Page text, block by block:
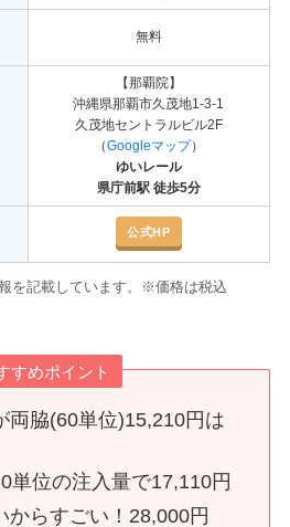
無料
【那覇院】
沖縄県那覇市久茂地1-3-1
久茂地セントラルビル2F
（Googleマップ）
ゆいレール
県庁前駅 徒歩5分
公式HP
を記載しています。※価格は税込
すめポイント
両脇(60単位)15,210円は
単位の注入量で17,110円
からすごい！28,000円